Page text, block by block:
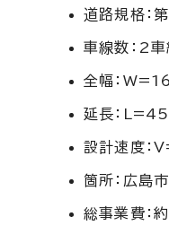
道路規格：
車線数：2車
全幅：
延長：
設計速度
箇所：広島
総事業費：